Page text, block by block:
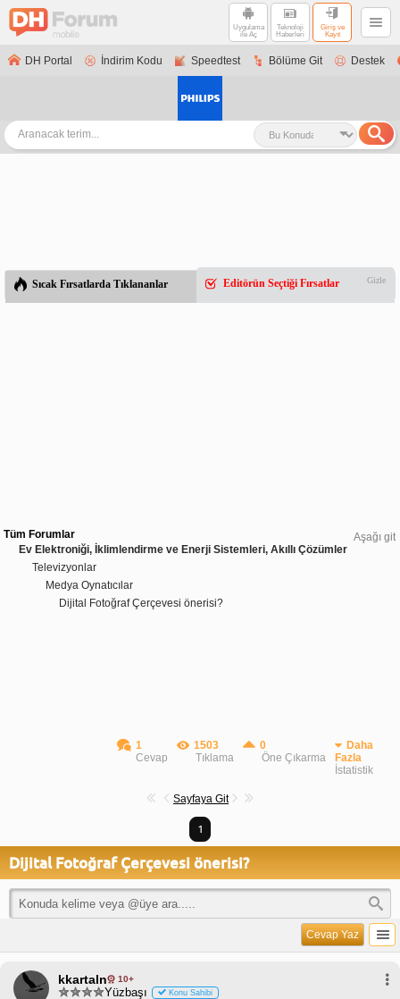
Uygulama
ile Aç
Teknoloji
Haberleri
Giriş ve
Kayıt
DH Portal İndirim Kodu Speedtest Bölüme Git Destek
Sıcak Fırsatlarda Tıklananlar Editörün Seçtiği Fırsatlar Gizle
Aşağı git
Tüm Forumlar
Ev Elektroniği, İklimlendirme ve Enerji Sistemleri, Akıllı Çözümler
Televizyonlar
Medya Oynatıcılar
Dijital Fotoğraf Çerçevesi önerisi?
1
Cevap
1503
Tıklama
0
Öne Çıkarma
Daha
Fazla
İstatistik
Sayfaya Git
1
Dijital Fotoğraf Çerçevesi önerisi?
Cevap Yaz
kkartaln 10+
Yüzbaşı Konu Sahibi